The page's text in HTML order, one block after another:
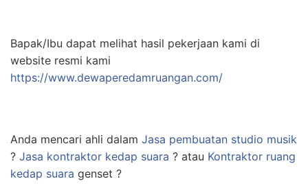
Bapak/Ibu dapat melihat hasil pekerjaan kami di
website resmi kami
https://www.dewaperedamruangan.com/
Anda mencari ahli dalam Jasa pembuatan studio musik
? Jasa kontraktor kedap suara ? atau Kontraktor ruang
kedap suara genset ?